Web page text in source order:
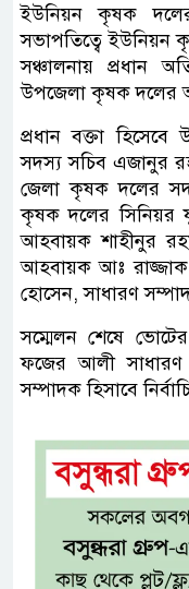
ইউনিয়ন কৃষক
সভাপতিত্বে
সঞ্চালনায় প্রধান
উপজেলা কৃষক দলের
প্রধান বক্তা
সদস্য সচিব এজানুর
জেলা কৃষক দলের
কৃষক দলের সিনিয়র
আহবায়ক শাহীনুর
আহবায়ক আঃ
হোসেন, সাধারণ
সম্মেলন শেষে
ফজের আলী সাধারণ
সম্পাদক হিসাবে